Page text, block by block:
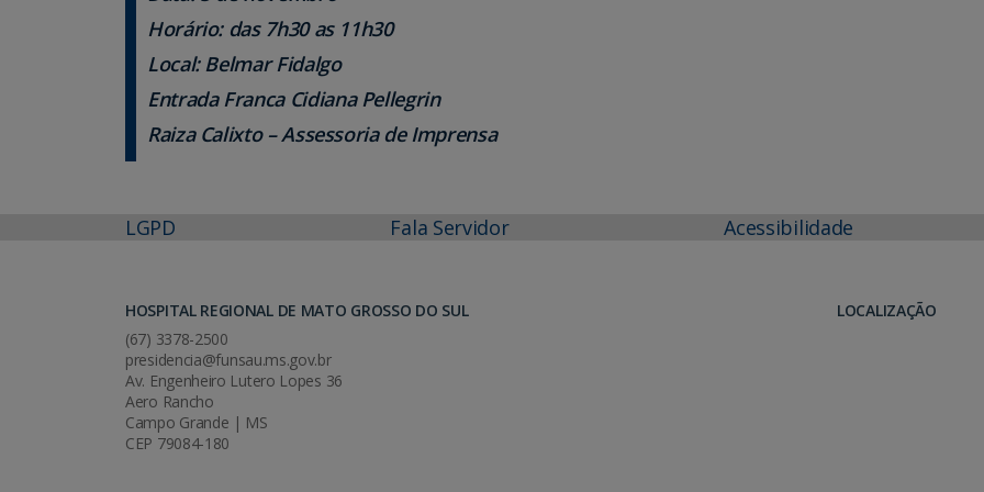
Horário: das 7h30 as 11h30
Local: Belmar Fidalgo
Entrada Franca Cidiana Pellegrin
Raiza Calixto – Assessoria de Imprensa
LGPD Fala Servidor Acessibilidade
HOSPITAL REGIONAL DE MATO GROSSO DO SUL
(67) 3378-2500
presidencia@funsau.ms.gov.br
Av. Engenheiro Lutero Lopes 36
Aero Rancho
Campo Grande | MS
CEP 79084-180
LOCALIZAÇÃO